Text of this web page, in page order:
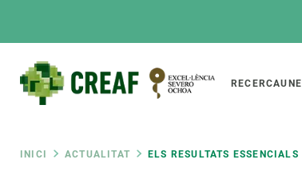
RECERCA
INICI ACTUALITAT ELS RESULTATS